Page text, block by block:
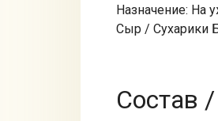
Назначение: На
Сыр / Сухарики
Состав